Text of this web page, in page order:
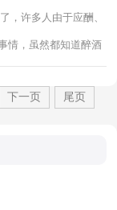
，许多人由于应酬、
情，虽然都知道醉酒
下一页 尾页